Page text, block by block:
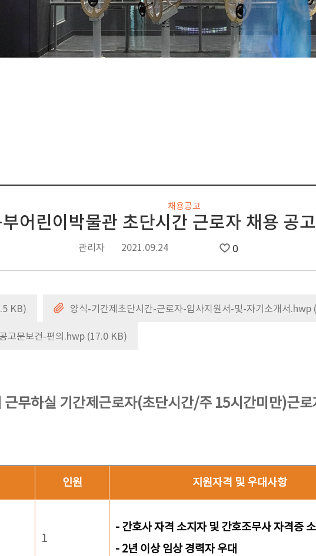
채용공고
어린이박물관 초단시간 근로자 채용 공
관리자 2021.09.24 0
KB) 양식-기간제초단시간-근로자-입사지원서-및-자기소개서.hwp
고문보건-편의.hwp (17.0 KB)
무하실 기간제근로자(초단시간/주 15시간미만)근
인원 지원자격 및 우대사항
1
- 간호사 자격 소지자 및 간호조무사 자격증
- 2년 이상 임상 경력자 우대